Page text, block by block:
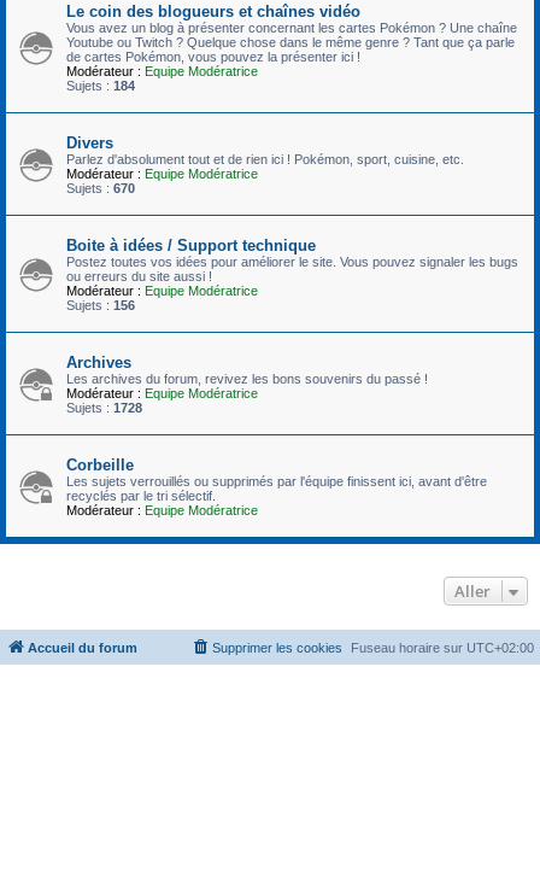
Le coin des blogueurs et chaînes vidéo
Vous avez un blog à présenter concernant les cartes Pokémon ? Une chaîne
Youtube ou Twitch ? Quelque chose dans le même genre ? Tant que ça parle
de cartes Pokémon, vous pouvez la présenter ici !
Modérateur : Equipe Modératrice
Sujets : 184
Divers
Parlez d'absolument tout et de rien ici ! Pokémon, sport, cuisine, etc.
Modérateur : Equipe Modératrice
Sujets : 670
Boite à idées / Support technique
Postez toutes vos idées pour améliorer le site. Vous pouvez signaler les bugs
ou erreurs du site aussi !
Modérateur : Equipe Modératrice
Sujets : 156
Archives
Les archives du forum, revivez les bons souvenirs du passé !
Modérateur : Equipe Modératrice
Sujets : 1728
Corbeille
Les sujets verrouillés ou supprimés par l'équipe finissent ici, avant d'être
recyclés par le tri sélectif.
Modérateur : Equipe Modératrice
Aller
Accueil du forum Fuseau horaire sur UTC+02:00
Supprimer les cookies